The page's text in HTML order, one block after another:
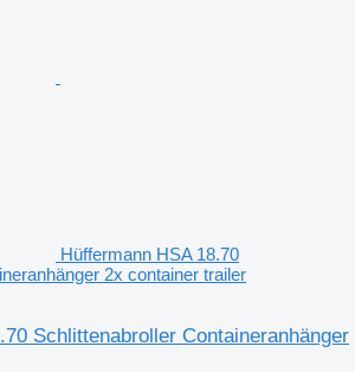
Hüffermann HSA 18.70
2x container trailer
Schlittenabroller Containeranhänger